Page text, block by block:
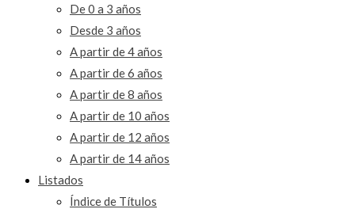
De 0 a 3 años
Desde 3 años
A partir de 4 años
A partir de 6 años
A partir de 8 años
A partir de 10 años
A partir de 12 años
A partir de 14 años
Listados
Índice de Títulos